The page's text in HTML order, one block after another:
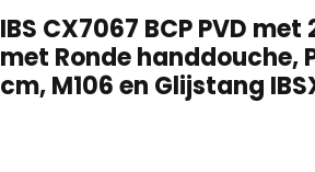
IBS CX7067 BCP PVD
met Ronde handdouche,
cm, M106 en Glijstang